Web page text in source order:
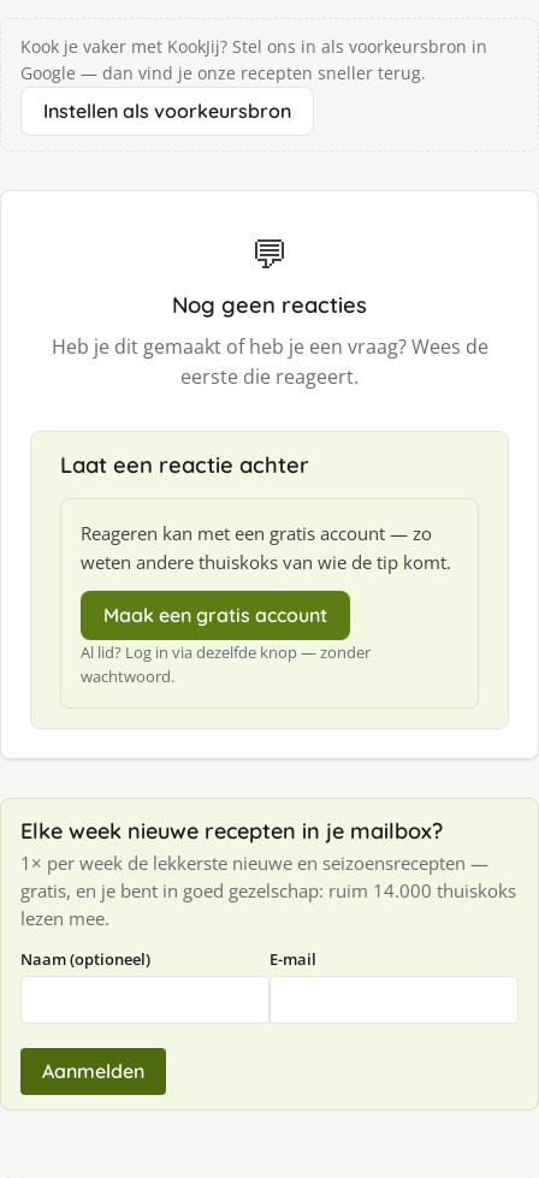
Kook je vaker met KookJij? Stel ons in als voorkeursbron in
Google — dan vind je onze recepten sneller terug.
Instellen als voorkeursbron
💬
Nog geen reacties
Heb je dit gemaakt of heb je een vraag? Wees de
eerste die reageert.
Laat een reactie achter
Reageren kan met een gratis account — zo
weten andere thuiskoks van wie de tip komt.
Maak een gratis account
Al lid? Log in via dezelfde knop — zonder
wachtwoord.
Elke week nieuwe recepten in je mailbox?
1× per week de lekkerste nieuwe en seizoensrecepten —
gratis, en je bent in goed gezelschap: ruim 14.000 thuiskoks
lezen mee.
Naam (optioneel) E-mail
Aanmelden